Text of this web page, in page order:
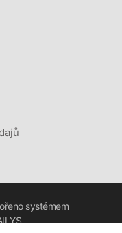
systémem